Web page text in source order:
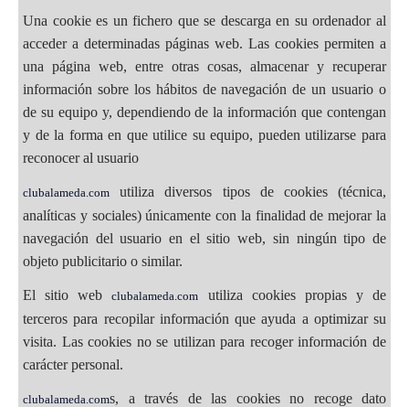
Una cookie es un fichero que se descarga en su ordenador al
acceder a determinadas páginas web. Las cookies permiten a
una página web, entre otras cosas, almacenar y recuperar
información sobre los hábitos de navegación de un usuario o
de su equipo y, dependiendo de la información que contengan
y de la forma en que utilice su equipo, pueden utilizarse para
reconocer al usuario
clubalameda.com utiliza diversos tipos de cookies (técnica,
analíticas y sociales) únicamente con la finalidad de mejorar la
navegación del usuario en el sitio web, sin ningún tipo de
objeto publicitario o similar.
El sitio webclubalameda.com utiliza cookies propias y de
terceros para recopilar información que ayuda a optimizar su
visita. Las cookies no se utilizan para recoger información de
carácter personal.
clubalameda.coms, a través de las cookies no recoge dato